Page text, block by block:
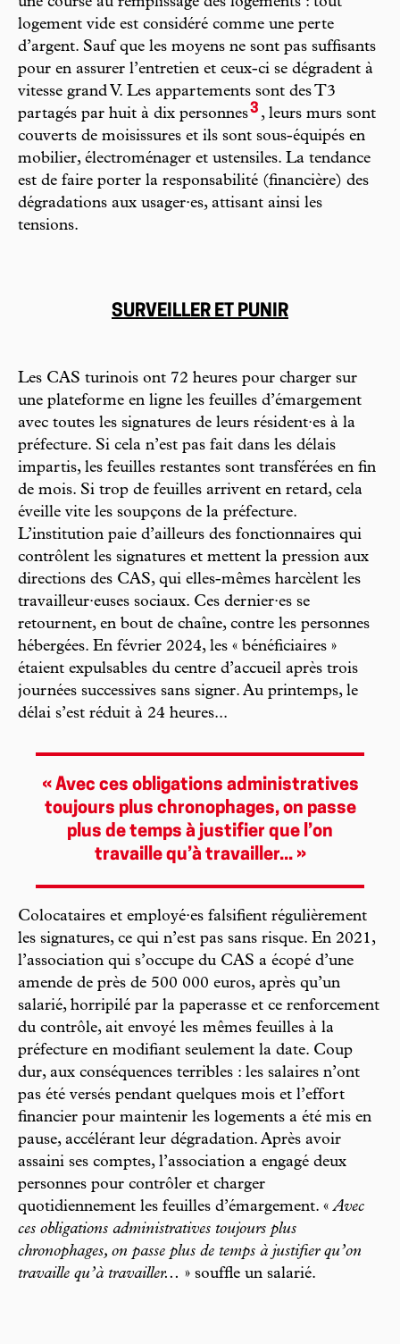
logement vide est considéré comme une perte
d’argent. Sauf que les moyens ne sont pas suffisants
pour en assurer l’entretien et ceux-ci se dégradent à
vitesse grand V. Les appartements sont des T3
partagés par huit à dix personnes3 , leurs murs sont
couverts de moisissures et ils sont sous-équipés en
mobilier, électroménager et ustensiles. La tendance
est de faire porter la responsabilité (financière) des
dégradations aux usager·es, attisant ainsi les
tensions.
SURVEILLER ET PUNIR
Les CAS turinois ont 72 heures pour charger sur
une plateforme en ligne les feuilles d’émargement
avec toutes les signatures de leurs résident·es à la
préfecture. Si cela n’est pas fait dans les délais
impartis, les feuilles restantes sont transférées en fin
de mois. Si trop de feuilles arrivent en retard, cela
éveille vite les soupçons de la préfecture.
L’institution paie d’ailleurs des fonctionnaires qui
contrôlent les signatures et mettent la pression aux
directions des CAS, qui elles-mêmes harcèlent les
travailleur·euses sociaux. Ces dernier·es se
retournent, en bout de chaîne, contre les personnes
hébergées. En février 2024, les « bénéficiaires »
étaient expulsables du centre d’accueil après trois
journées successives sans signer. Au printemps, le
délai s’est réduit à 24 heures...
« Avec ces ­obligations administratives
toujours plus chronophages, on passe
plus de temps à justifier que l’on
travaille qu’à travailler... »
Colocataires et employé·es falsifient régulièrement
les signatures, ce qui n’est pas sans risque. En 2021,
l’association qui s’occupe du CAS a écopé d’une
amende de près de 500 000 euros, après qu’un
salarié, horripilé par la paperasse et ce renforcement
du contrôle, ait envoyé les mêmes feuilles à la
préfecture en modifiant seulement la date. Coup
dur, aux conséquences terribles : les salaires n’ont
pas été versés pendant quelques mois et l’effort
financier pour maintenir les logements a été mis en
pause, accélérant leur dégradation. Après avoir
assaini ses comptes, l’association a engagé deux
personnes pour contrôler et charger
quotidiennement les feuilles d’émargement. «Avec
ces obligations administratives toujours plus
chronophages, on passe plus de temps à justifier qu’on
travaille qu’à travailler... » souffle un salarié.